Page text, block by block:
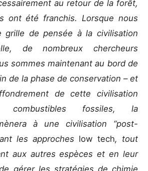
au retour de la forêt,
ont été franchis. Lorsque nous
grille de pensée à la civilisation
de nombreux chercheurs
sommes maintenant au bord de
de la phase de conservation – et
de cette civilisation
combustibles fossiles, la
à une civilisation “post-
les approches low tech, tout
aux autres espèces et en leur